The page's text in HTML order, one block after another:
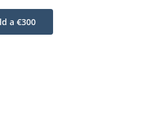
a €300